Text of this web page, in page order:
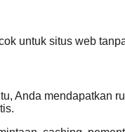
untuk situs web
Anda mendapatkan